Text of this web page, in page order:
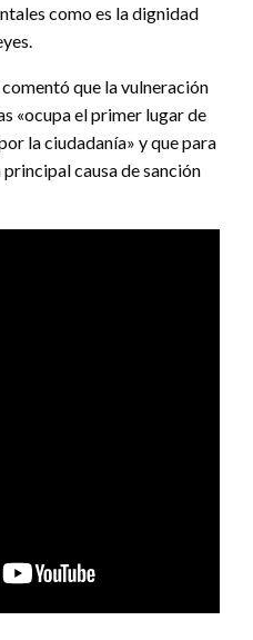
como es la dignidad
que la vulneración
«ocupa el primer lugar de
la ciudadanía» y que para
causa de sanción